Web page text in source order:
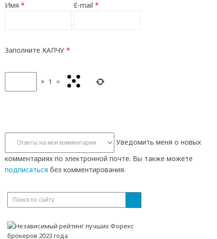
Имя* E-mail*
Заполните КАПЧУ *
× 1 =
Уведомить меня о новых
комментариях по электронной почте. Вы также можете
подписаться без комментирования.